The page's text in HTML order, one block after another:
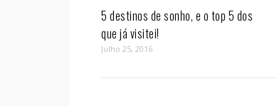
5 destinos de sonho, e o top 5 dos
que já visitei!
Julho 25, 2016